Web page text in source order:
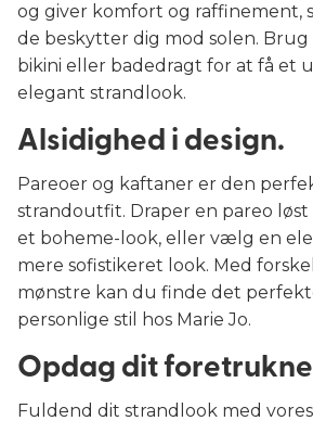
og giver komfort og raffinement,
de beskytter dig mod solen. Brug
bikini eller badedragt for at få et
elegant strandlook.
Alsidighed i design.
Pareoer og kaftaner er den
strandoutfit. Draper en pareo
et boheme-look, eller vælg en
mere sofistikeret look. Med
mønstre kan du finde det
personlige stil hos Marie Jo.
Opdag dit
Fuldend dit strandlook med